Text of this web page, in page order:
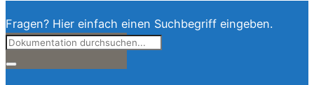
Fragen? Hier einfach einen Suchbegriff eingeben.